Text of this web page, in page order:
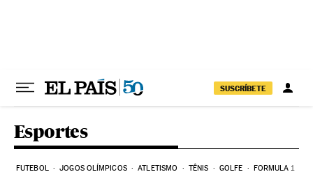
SUSCRÍBETE
Esportes
FUTEBOL JOGOS OLÍMPICOS ATLETISMO TÊNIS GOLFE FORMULA 1